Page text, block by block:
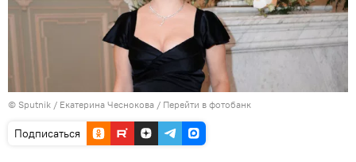
© Sputnik / Екатерина Чеснокова / Перейти в фотобанк
Подписаться